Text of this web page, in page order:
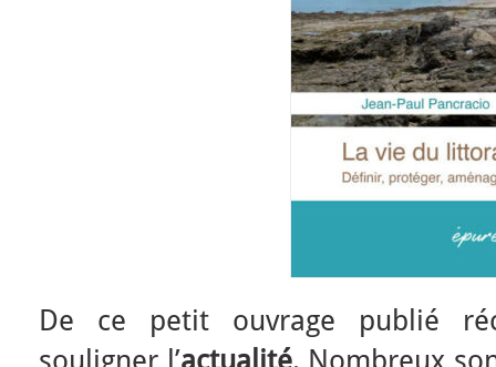
De ce petit ouvrage publié
souligner l’actualité. Nombreux